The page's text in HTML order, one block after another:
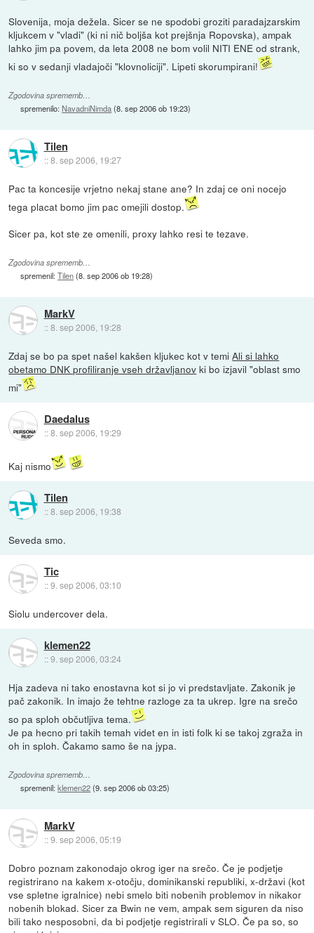
Slovenija, moja dežela. Sicer se ne spodobi groziti paradajzarskim
kljukcem v "vladi" (ki ni nič boljša kot prejšnja Ropovska), ampak
lahko jim pa povem, da leta 2008 ne bom volil NITI ENE od strank,
ki so v sedanji vladajoči "klovnoliciji". Lipeti skorumpirani!
Zgodovina sprememb…
spremenilo:NavadniNimda(8. sep 2006 ob 19:23)
Tilen
::8. sep 2006, 19:27
Pac ta koncesije vrjetno nekaj stane ane? In zdaj ce oni nocejo
tega placat bomo jim pac omejili dostop.
Sicer pa, kot ste ze omenili, proxy lahko resi te tezave.
Zgodovina sprememb…
spremenil:Tilen(8. sep 2006 ob 19:28)
MarkV
::8. sep 2006, 19:28
Zdaj se bo pa spet našel kakšen kljukec kot v temiAli si lahko
obetamo DNK profiliranje vseh državljanov ki bo izjavil "oblast smo
mi"
Daedalus
::8. sep 2006, 19:29
Kaj nismo
Tilen
::8. sep 2006, 19:38
Seveda smo.
Tic
::9. sep 2006, 03:10
Siolu undercover dela.
klemen22
::9. sep 2006, 03:24
Hja zadeva ni tako enostavna kot si jo vi predstavljate. Zakonik je
pač zakonik. In imajo že tehtne razloge za ta ukrep. Igre na srečo
so pa sploh občutljiva tema.
Je pa hecno pri takih temah videt en in isti folk ki se takoj zgraža in
oh in sploh. Čakamo samo še na jypa.
Zgodovina sprememb…
spremenil:klemen22(9. sep 2006 ob 03:25)
MarkV
::9. sep 2006, 05:19
Dobro poznam zakonodajo okrog iger na srečo. Če je podjetje
registrirano na kakem x-otočju, dominikanski republiki, x-državi (kot
vse spletne igralnice) nebi smelo biti nobenih problemov in nikakor
nobenih blokad. Sicer za Bwin ne vem, ampak sem siguren da niso
bili tako nesposobni, da bi podjetje registrirali v SLO. Če pa so, so